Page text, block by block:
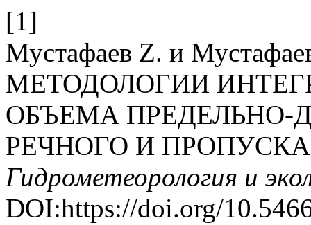
[1]
Мустафаев Z. и
МЕТОДОЛОГИИ
ОБЪЕМА ПРЕДЕЛЬНО-
РЕЧНОГО И
Гидрометеорология и
DOI:https://doi.org/